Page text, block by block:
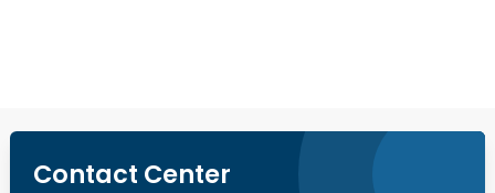
Contact Center